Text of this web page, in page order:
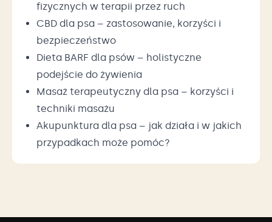
fizycznych w terapii przez ruch
CBD dla psa – zastosowanie, korzyści i
bezpieczeństwo
Dieta BARF dla psów – holistyczne
podejście do żywienia
Masaż terapeutyczny dla psa – korzyści i
techniki masażu
Akupunktura dla psa – jak działa i w jakich
przypadkach może pomóc?